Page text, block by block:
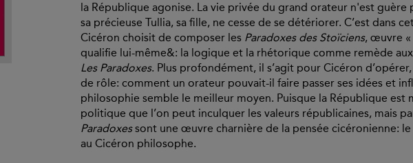
la République agonise. La vie privée du grand orateur n'est guère
sa précieuse Tullia, sa fille, ne cesse de se détériorer. C’est dans
Cicéron choisit de composer les Paradoxes des Stoïciens, œuvre «
qualifie lui-même&: la logique et la rhétorique comme remède
Les Paradoxes. Plus profondément, il s’agit pour Cicéron
de rôle: comment un orateur pouvait-il faire passer ses idées et
philosophie semble le meilleur moyen. Puisque la République est
politique que l’on peut inculquer les valeurs républicaines, mais
Paradoxessont une œuvre charnière de la pensée cicéronienne:
au Cicéron philosophe.